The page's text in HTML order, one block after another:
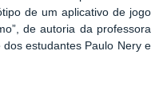
de um aplicativo de jogo
de autoria da professora
estudantes Paulo Nery e